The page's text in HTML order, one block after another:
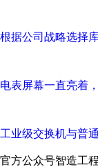
根据公司战略选择
电表屏幕一直亮着
工业级交换机与普
官方公众号智造工